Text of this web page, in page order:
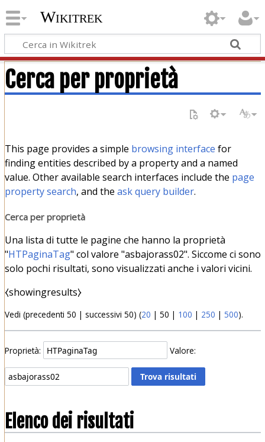
Wikitrek
Cerca per proprietà
This page provides a simple browsing interface for
finding entities described by a property and a named
value. Other available search interfaces include the page
property search, and the ask query builder.
Cerca per proprietà
Una lista di tutte le pagine che hanno la proprietà
"HTPaginaTag" col valore "asbajorass02". Siccome ci sono
solo pochi risultati, sono visualizzati anche i valori vicini.
⧼showingresults⧽
Vedi (precedenti 50 | successivi 50) (20 | 50 | 100 | 250 | 500).
Proprietà: Valore:
Elenco dei risultati